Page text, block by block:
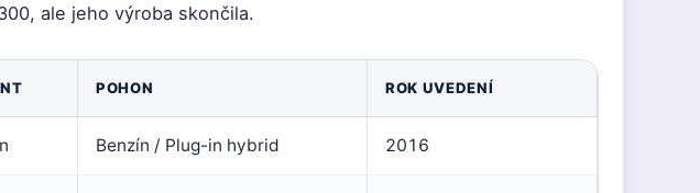
ale jeho výroba skončila.
POHON ROK UVEDENÍ
Benzín / Plug-in hybrid 2016